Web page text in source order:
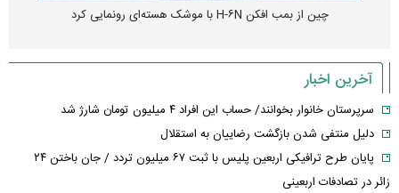
چین از بمب افکن H-۶N با موشک هسته‌ای رونمایی کرد
آخرین اخبار
سرپرستان خانوار بخوانند/ حساب این افراد ۴ میلیون تومان شارژ شد
دلیل منتفی شدن بازگشت رضاییان به استقلال
پایان طرح ترافیکی اربعین پلیس با ثبت ۶۷ میلیون تردد / جان باختن ۲۴
زائر در تصادفات اربعینی